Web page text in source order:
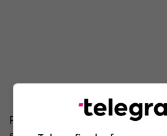
Pas vitesh të tëra në këto